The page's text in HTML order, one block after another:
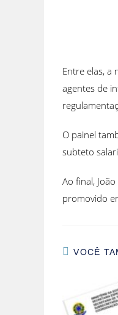
Entre elas, a
agentes de
O painel
subteto
Ao final,
promovido
VOCÊ